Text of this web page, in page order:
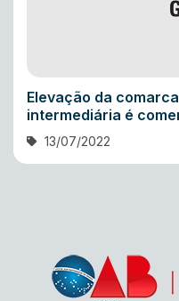
Elevação da
intermediária é
13/07/2022